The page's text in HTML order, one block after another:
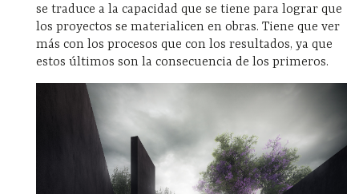
se traduce a la capacidad que se tiene para lograr que
los proyectos se materialicen en obras. Tiene que ver
más con los procesos que con los resultados, ya que
estos últimos son la consecuencia de los primeros.